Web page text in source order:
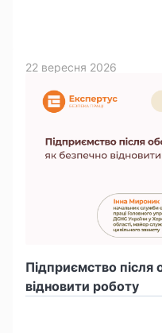
Підприємство після
відновити роботу
22 вересня 2026